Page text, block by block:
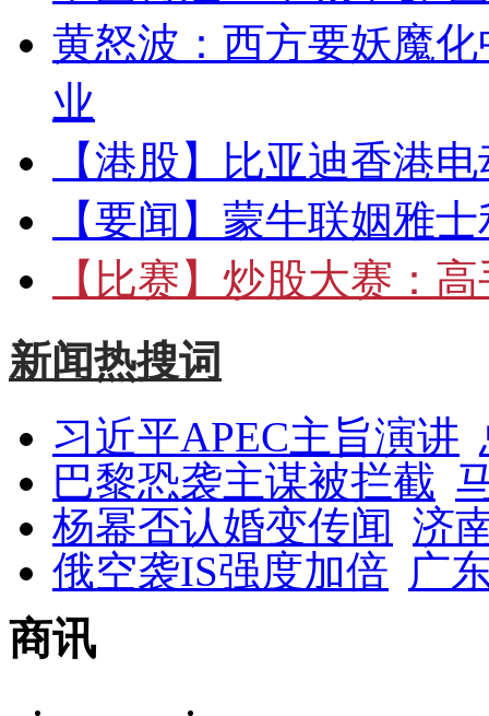
黄怒波：西方要妖魔
业
【港股】
比亚迪香港
【要闻】 蒙牛联姻雅
【比赛】 炒股大赛：高
新闻热搜词
习近平APEC主旨演讲
巴黎恐袭主谋被拦截
杨幂否认婚变传闻 济
俄空袭IS强度加倍 广
商讯